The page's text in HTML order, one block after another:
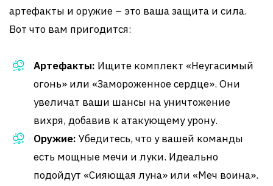
артефакты и оружие – это ваша защита и сила.
Вот что вам пригодится:
Артефакты: Ищите комплект «Неугасимый
огонь» или «Замороженное сердце». Они
увеличат ваши шансы на уничтожение
вихря, добавив к атакующему урону.
Оружие: Убедитесь, что у вашей команды
есть мощные мечи и луки. Идеально
подойдут «Сияющая луна» или «Меч воина».